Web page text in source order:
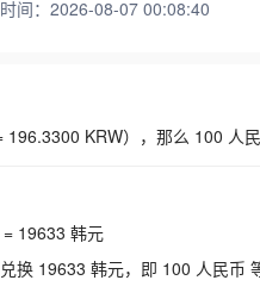
间：2026-08-07 00:08:40
KRW），那么 100 人
19633 韩元
换 19633 韩元，即 100 人民币